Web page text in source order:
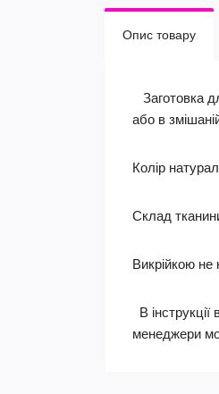
Опис товару
Заготовка
або в
Колір
Склад
Викрійкою
В
менеджери